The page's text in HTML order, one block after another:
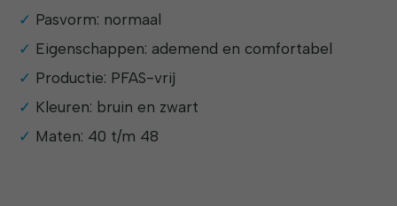
Pasvorm: normaal
Eigenschappen: ademend en comfortabel
Productie: PFAS-vrij
Kleuren: bruin en zwart
Maten: 40 t/m 48